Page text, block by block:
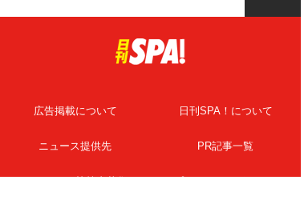
広告掲載について 日刊SPA！について
ニュース提供先 PR記事一覧
ライター・執筆者募集 プライバシーポリシー